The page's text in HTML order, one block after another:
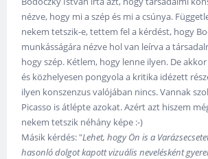
nézve, hogy mi a szép és mi a csúnya.
nekem tetszik-e, tettem fel a kérdést, hogy
munkásságára nézve hol van leírva a
hogy szép. Kétlem, hogy lenne ilyen. De
és közhelyesen pongyola a kritika idézett
ilyen konszenzus valójában nincs. Vannak
Picasso is átlépte azokat. Azért azt hiszem
nekem tetszik néhány képe :-)
Másik kérdés: "Lehet, hogy Ön is a
hasonló dolgot kapott vizuális nevelésként